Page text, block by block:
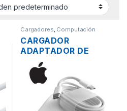
Cargadores, Computación
CARGADOR
ADAPTADOR DE
ENERGÍA MAC APPLE
A1718 PARA
MACBOOK PRO USB-
C 20V 3A 61W
GENÉRICO